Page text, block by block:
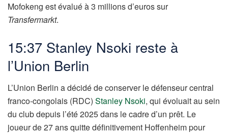
Mofokeng est évalué à 3 millions d’euros sur
Transfermarkt.
15:37 Stanley Nsoki reste à
l’Union Berlin
L’Union Berlin a décidé de conserver le défenseur central
franco-congolais (RDC) Stanley Nsoki, qui évoluait au sein
du club depuis l’été 2025 dans le cadre d’un prêt. Le
joueur de 27 ans quitte définitivement Hoffenheim pour